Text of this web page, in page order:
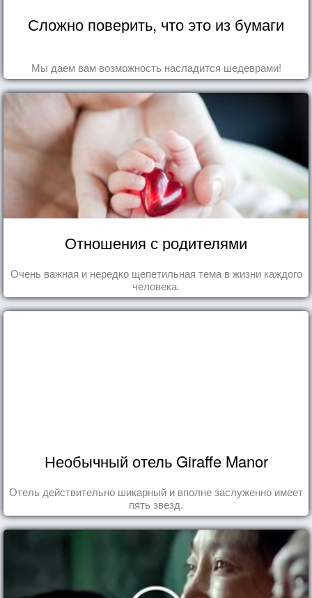
Сложно поверить, что это из бумаги
Мы даем вам возможность насладится шедеврами!
Отношения с родителями
Очень важная и нередко щепетильная тема в жизни каждого
человека.
Необычный отель Giraffe Manor
Отель действительно шикарный и вполне заслуженно имеет
пять звезд.